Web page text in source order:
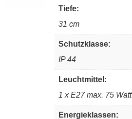
Tiefe:
31 cm
Schutzklasse:
IP 44
Leuchtmittel:
1 x E27 max. 75 Watt
Energieklassen: